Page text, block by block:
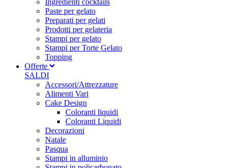
Ingredienti cocktails
Paste per gelato
Preparati per gelati
Prodotti per gelateria
Stampi per gelato
Stampi per Torte Gelato
Topping
Offerte
SALDI
Accessori/Attrezzature
Alimenti Vari
Cake Design
Coloranti liquidi
Coloranti Liquidi
Decorazioni
Natale
Pasqua
Stampi in alluminio